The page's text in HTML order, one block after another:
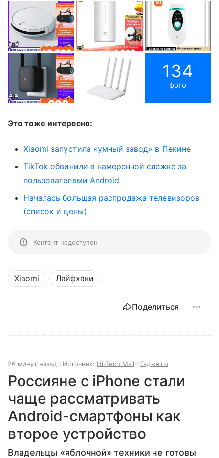
134
фото
Это тоже интересно:
Xiaomi запустила «умный завод» в Пекине
TikTok обвинили в намеренной слежке за
пользователями Android
Началась большая распродажа телевизоров
(список и цены)
Контент недоступен
Xiaomi Лайфхаки
Поделиться
26 минут назад Источник: Hi-Tech Mail Гаджеты
Россияне с iPhone стали
чаще рассматривать
Android-смартфоны как
второе устройство
Владельцы «яблочной» техники не готовы